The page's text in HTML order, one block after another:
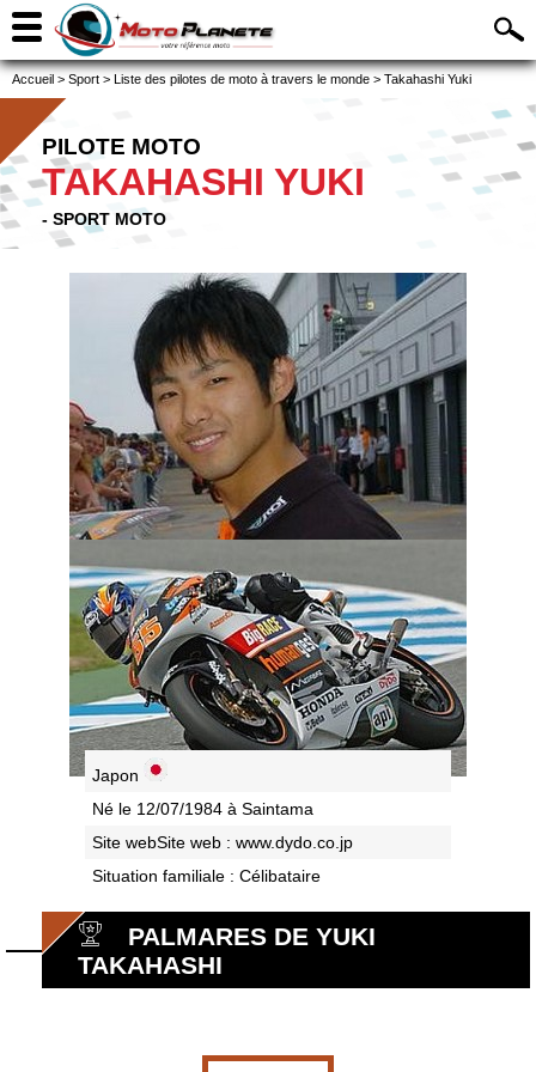
Accueil > Sport > Liste des pilotes de moto à travers le monde > Takahashi Yuki
PILOTE MOTO
TAKAHASHI YUKI
- SPORT MOTO
Japon
Né le 12/07/1984 à Saintama
Site webSite web : www.dydo.co.jp
Situation familiale : Célibataire
PALMARES DE YUKI
TAKAHASHI